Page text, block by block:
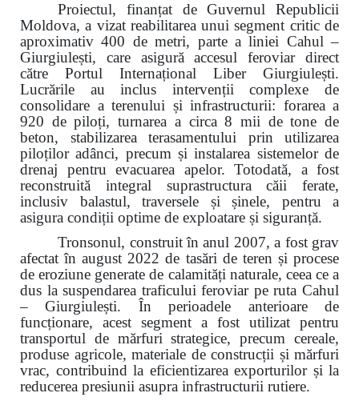
Proiectul, finanțat de Guvernul Republicii
Moldova, a vizat reabilitarea unui segment critic de
aproximativ 400 de metri, parte a liniei Cahul –
Giurgiulești, care asigură accesul feroviar direct
către Portul Internațional Liber Giurgiulești.
Lucrările au inclus intervenții complexe de
consolidare a terenului și infrastructurii: forarea a
920 de piloți, turnarea a circa 8 mii de tone de
beton, stabilizarea terasamentului prin utilizarea
piloților adânci, precum și instalarea sistemelor de
drenaj pentru evacuarea apelor. Totodată, a fost
reconstruită integral suprastructura căii ferate,
inclusiv balastul, traversele și șinele, pentru a
asigura condiții optime de exploatare și siguranță.
Tronsonul, construit în anul 2007, a fost grav
afectat în august 2022 de tasări de teren și procese
de eroziune generate de calamități naturale, ceea ce a
dus la suspendarea traficului feroviar pe ruta Cahul
– Giurgiulești. În perioadele anterioare de
funcționare, acest segment a fost utilizat pentru
transportul de mărfuri strategice, precum cereale,
produse agricole, materiale de construcții și mărfuri
vrac, contribuind la eficientizarea exporturilor și la
reducerea presiunii asupra infrastructurii rutiere.